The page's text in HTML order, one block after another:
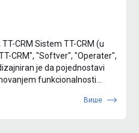
TT-CRM Sistem TT-CRM (u
CRM", "Softver", "Operater",
je da pojednostavi
funkcionalnosti
Више